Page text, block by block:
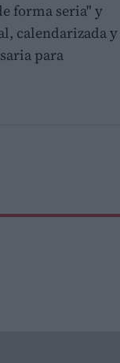
forma seria" y
calendarizada y
para